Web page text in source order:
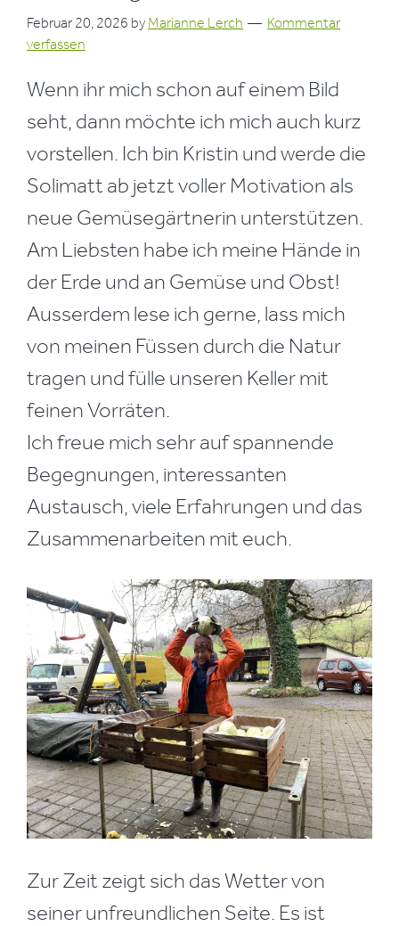
Februar 20, 2026 by Marianne Lerch
Kommentar
verfassen
Wenn ihr mich schon auf einem Bild
seht, dann möchte ich mich auch kurz
vorstellen. Ich bin Kristin und werde die
Solimatt ab jetzt voller Motivation als
neue Gemüsegärtnerin unterstützen.
Am Liebsten habe ich meine Hände in
der Erde und an Gemüse und Obst!
Ausserdem lese ich gerne, lass mich
von meinen Füssen durch die Natur
tragen und fülle unseren Keller mit
feinen Vorräten.
Ich freue mich sehr auf spannende
Begegnungen, interessanten
Austausch, viele Erfahrungen und das
Zusammenarbeiten mit euch.
Zur Zeit zeigt sich das Wetter von
seiner unfreundlichen Seite. Es ist